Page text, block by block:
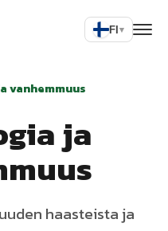
FI▾
vanhemmuus
ja
haasteista ja